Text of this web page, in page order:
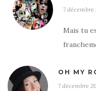
7 décembre
Mais tu
OH MY
7 décembre